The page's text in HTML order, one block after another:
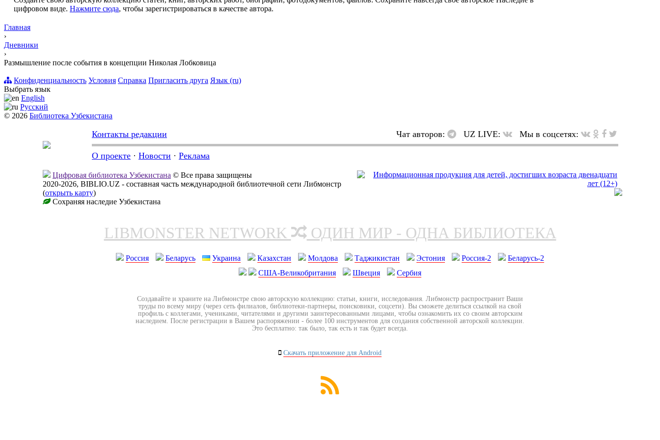
цифровом виде. Нажмите сюда, чтобы зарегистрироваться в качестве автора.
Главная
›
Дневники
›
Размышление после события в концепции Николая Лобковица
Конфиденциальность Условия Справка Пригласить друга Язык (ru)
Выбрать язык
English
Русский
© 2026 Библиотека Узбекистана
Контакты редакции Чат авторов: UZ LIVE: Мы в соцсетях:
О проекте · Новости · Реклама
Цифровая библиотека Узбекистана © Все права защищены
2020-2026, BIBLIO.UZ - составная часть международной библиотечной сети Либмонстр
(открыть карту)
Сохраняя наследие Узбекистана
LIBMONSTER NETWORK ОДИН МИР - ОДНА БИБЛИОТЕКА
Россия Беларусь Украина Казахстан Молдова Таджикистан Эстония Россия-2
Беларусь-2
США-Великобритания
Швеция Сербия
Создавайте и храните на Либмонстре свою авторскую коллекцию: статьи, книги, исследования. Либмонстр распространит Ваши
труды по всему миру (через сеть филиалов, библиотеки-партнеры, поисковики, соцсети). Вы сможете делиться ссылкой на свой
профиль с коллегами, учениками, читателями и другими заинтересованными лицами, чтобы ознакомить их со своим авторским
наследием. После регистрации в Вашем распоряжении - более 100 инструментов для создания собственной авторской коллекции.
Это бесплатно: так было, так есть и так будет всегда.
Скачать приложение для Android